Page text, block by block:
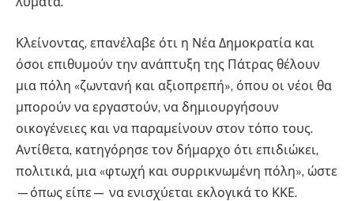
Κλείνοντας, επανέλαβε ότι η Νέα Δημοκρατία και
όσοι επιθυμούν την ανάπτυξη της Πάτρας θέλουν
μια πόλη «ζωντανή και αξιοπρεπή», όπου οι νέοι θα
μπορούν να εργαστούν, να δημιουργήσουν
οικογένειες και να παραμείνουν στον τόπο τους.
Αντίθετα, κατηγόρησε τον δήμαρχο ότι επιδιώκει,
πολιτικά, μια «φτωχή και συρρικνωμένη πόλη», ώστε
—όπως είπε— να ενισχύεται εκλογικά το ΚΚΕ.